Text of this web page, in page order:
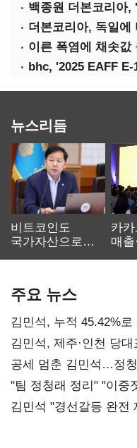
백종원 더본코리아,
더본코리아, 독일에
이른 폭염에 채솟
뉴스리듬
비트코인도
국가자산으로…'
카
매
주요 뉴스
김민석, 누적 45.42%
0.86%p(2보)
김민석, 제주·인천 당
공세 멈춘 김민석…정
"팀 정청래 정리" "이중
다툼 격화
김민석 "경선갈등 완